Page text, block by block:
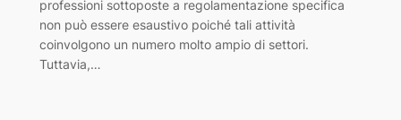
professioni sottoposte a regolamentazione specifica
non può essere esaustivo poiché tali attività
coinvolgono un numero molto ampio di settori.
Tuttavia,…